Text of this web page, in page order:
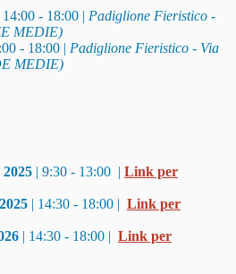
14:00 - 18:00 | Padiglione Fieristico -
MEDIE)
- 18:00 | Padiglione Fieristico - Via
MEDIE)
| 9:30 - 13:00 | Link per
| 14:30 - 18:00 | Link per
| 14:30 - 18:00 | Link per